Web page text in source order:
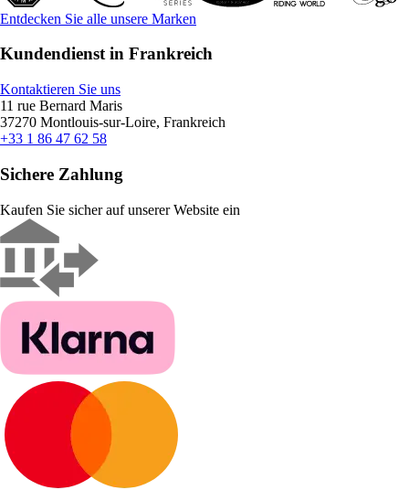
Entdecken Sie alle unsere Marken
Kundendienst in Frankreich
Kontaktieren Sie uns
11 rue Bernard Maris
37270 Montlouis-sur-Loire, Frankreich
+33 1 86 47 62 58
Sichere Zahlung
Kaufen Sie sicher auf unserer Website ein